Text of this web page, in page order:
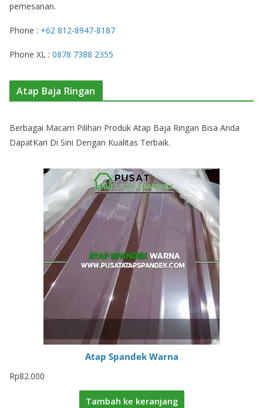
pemesanan.
Phone : +62 812-8947-8187
Phone XL : 0878 7388 2355
Atap Baja Ringan
Berbagai Macam Pilihan Produk Atap Baja Ringan Bisa Anda
DapatKan Di Sini Dengan Kualitas Terbaik.
Atap Spandek Warna
Rp82.000
Tambah ke keranjang